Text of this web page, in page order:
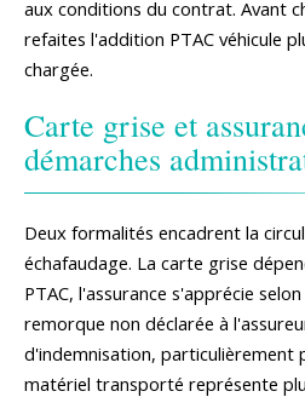
aux conditions du contrat. Avant
refaites l'addition PTAC véhicule
chargée.
Carte grise et
démarches
Deux formalités encadrent la
échafaudage. La carte grise
PTAC, l'assurance s'apprécie
remorque non déclarée à
d'indemnisation, particulièrement
matériel transporté représente